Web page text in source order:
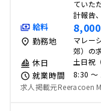
ていた
計報告
給料
勤務地
マレー
郊）の
休日 土日祝
就業時間
8:30 〜
求人掲載元Reeracoen